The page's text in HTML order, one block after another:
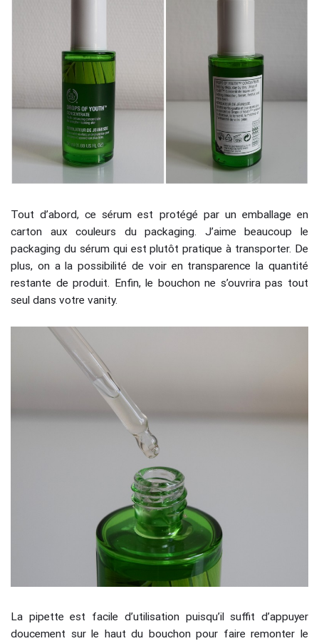
Tout d’abord, ce sérum est protégé par un emballage en
carton aux couleurs du packaging. J’aime beaucoup le
packaging du sérum qui est plutôt pratique à transporter. De
plus, on a la possibilité de voir en transparence la quantité
restante de produit. Enfin, le bouchon ne s’ouvrira pas tout
seul dans votre vanity.
La pipette est facile d’utilisation puisqu’il suffit d’appuyer
doucement sur le haut du bouchon pour faire remonter le